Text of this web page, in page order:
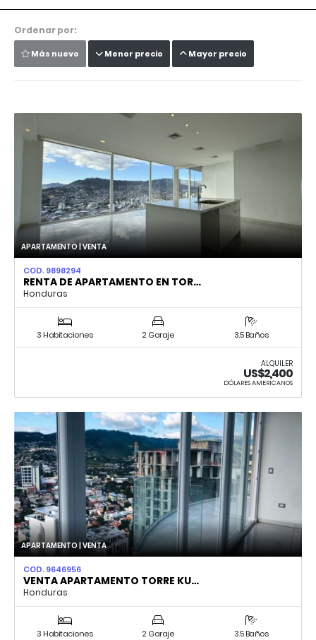
Ordenar por:
Más nuevo Menor precio Mayor precio
APARTAMENTO | VENTA
COD. 9898294
RENTA DE APARTAMENTO EN TOR…
Honduras
3 Habitaciones 2 Garaje 3.5 Baños
ALQUILER
US$2,400
DÓLARES AMERICANOS
APARTAMENTO | VENTA
COD. 9646956
VENTA APARTAMENTO TORRE KU…
Honduras
3 Habitaciones 2 Garaje 3.5 Baños